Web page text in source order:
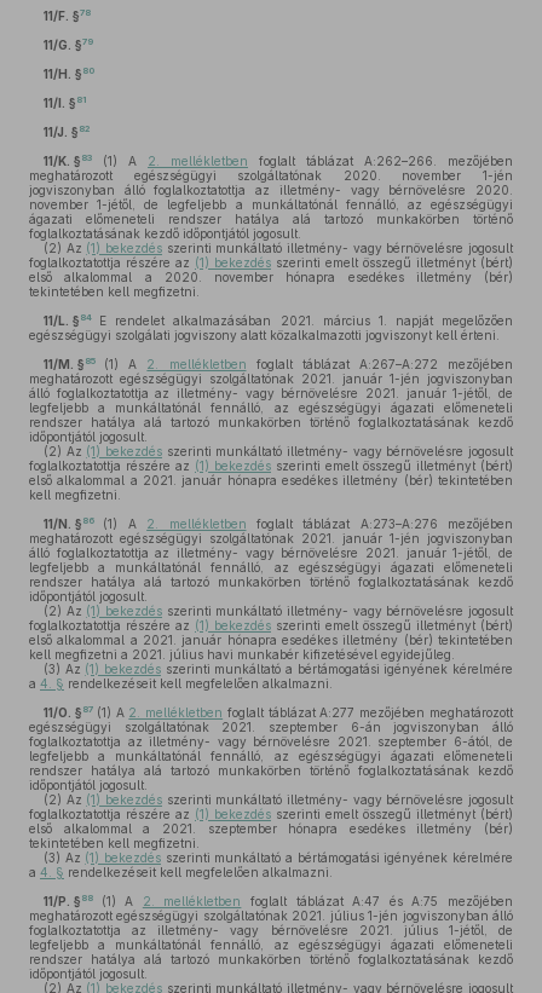
11/F. §78
11/G. §79
11/H. § 80
11/I. § 81
11/J. § 82
11/K. § 83 (1) A 2. mellékletben foglalt táblázat A:262–266. mezőjében
meghatározott egészségügyi szolgáltatónak 2020. november 1-jén
jogviszonyban álló foglalkoztatottja az illetmény- vagy bérnövelésre 2020.
november 1-jétől, de legfeljebb a munkáltatónál fennálló, az egészségügyi
ágazati előmeneteli rendszer hatálya alá tartozó munkakörben történő
foglalkoztatásának kezdő időpontjától jogosult.
(2) Az (1) bekezdés szerinti munkáltató illetmény- vagy bérnövelésre jogosult
foglalkoztatottja részére az (1) bekezdés szerinti emelt összegű illetményt (bért)
első alkalommal a 2020. november hónapra esedékes illetmény (bér)
tekintetében kell megfizetni.
11/L. § 84
E rendelet alkalmazásában 2021. március 1. napját megelőzően
egészségügyi szolgálati jogviszony alatt közalkalmazotti jogviszonyt kell érteni.
11/M. § 85 (1) A 2. mellékletben foglalt táblázat A:267–A:272 mezőjében
meghatározott egészségügyi szolgáltatónak 2021. január 1-jén jogviszonyban
álló foglalkoztatottja az illetmény- vagy bérnövelésre 2021. január 1-jétől, de
legfeljebb a munkáltatónál fennálló, az egészségügyi ágazati előmeneteli
rendszer hatálya alá tartozó munkakörben történő foglalkoztatásának kezdő
időpontjától jogosult.
(2) Az (1) bekezdés szerinti munkáltató illetmény- vagy bérnövelésre jogosult
foglalkoztatottja részére az (1) bekezdés szerinti emelt összegű illetményt (bért)
első alkalommal a 2021. január hónapra esedékes illetmény (bér) tekintetében
kell megfizetni.
11/N. § 86 (1) A 2. mellékletben foglalt táblázat A:273–A:276 mezőjében
meghatározott egészségügyi szolgáltatónak 2021. január 1-jén jogviszonyban
álló foglalkoztatottja az illetmény- vagy bérnövelésre 2021. január 1-jétől, de
legfeljebb a munkáltatónál fennálló, az egészségügyi ágazati előmeneteli
rendszer hatálya alá tartozó munkakörben történő foglalkoztatásának kezdő
időpontjától jogosult.
(2) Az (1) bekezdés szerinti munkáltató illetmény- vagy bérnövelésre jogosult
foglalkoztatottja részére az (1) bekezdés szerinti emelt összegű illetményt (bért)
első alkalommal a 2021. január hónapra esedékes illetmény (bér) tekintetében
kell megfizetni a 2021. július havi munkabér kifizetésével egyidejűleg.
(3) Az (1) bekezdés szerinti munkáltató a bértámogatási igényének kérelmére
a 4. § rendelkezéseit kell megfelelően alkalmazni.
11/O. § 87 (1) A 2. mellékletben foglalt táblázat A:277 mezőjében meghatározott
egészségügyi szolgáltatónak 2021. szeptember 6-án jogviszonyban álló
foglalkoztatottja az illetmény- vagy bérnövelésre 2021. szeptember 6-ától, de
legfeljebb a munkáltatónál fennálló, az egészségügyi ágazati előmeneteli
rendszer hatálya alá tartozó munkakörben történő foglalkoztatásának kezdő
időpontjától jogosult.
(2) Az (1) bekezdés szerinti munkáltató illetmény- vagy bérnövelésre jogosult
foglalkoztatottja részére az (1) bekezdés szerinti emelt összegű illetményt (bért)
első alkalommal a 2021. szeptember hónapra esedékes illetmény (bér)
tekintetében kell megfizetni.
(3) Az (1) bekezdés szerinti munkáltató a bértámogatási igényének kérelmére
a 4. § rendelkezéseit kell megfelelően alkalmazni.
11/P. § 88 (1) A 2. mellékletben
foglalt táblázat A:47 és A:75 mezőjében
meghatározott egészségügyi szolgáltatónak 2021. július 1-jén jogviszonyban álló
foglalkoztatottja az illetmény- vagy bérnövelésre 2021. július 1-jétől, de
legfeljebb a munkáltatónál fennálló, az egészségügyi ágazati előmeneteli
rendszer hatálya alá tartozó munkakörben történő foglalkoztatásának kezdő
időpontjától jogosult.
(2) Az (1) bekezdés szerinti munkáltató illetmény- vagy bérnövelésre jogosult